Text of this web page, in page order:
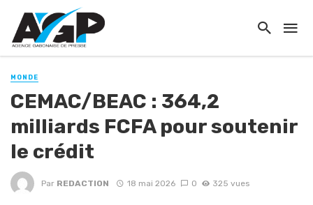
MONDE
CEMAC/BEAC : 364,2
milliards FCFA pour soutenir
le crédit
Par REDACTION 18 mai 2026 0 325 vues